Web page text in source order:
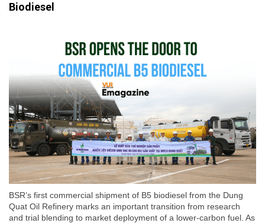
Biodiesel
BSR’s first commercial shipment of B5 biodiesel from the Dung
Quat Oil Refinery marks an important transition from research
and trial blending to market deployment of a lower-carbon fuel. As